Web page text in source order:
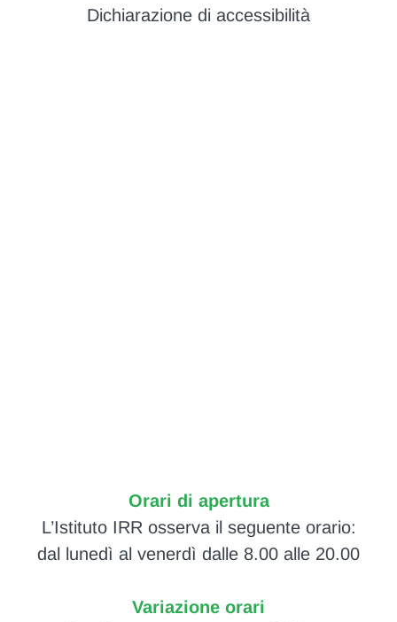
Dichiarazione di accessibilità
Orari di apertura
L’Istituto IRR osserva il seguente orario:
dal lunedì al venerdì dalle 8.00 alle 20.00
Variazione orari